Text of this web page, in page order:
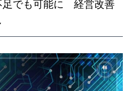
足でも可能に 経営改善